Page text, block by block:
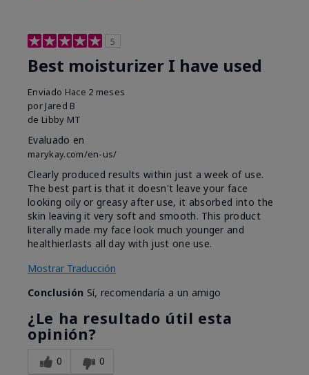
5
Best moisturizer I have used
Enviado Hace 2 meses
por Jared B
de Libby MT
Evaluado en
marykay.com/en-us/
Clearly produced results within just a week of use.
The best part is that it doesn't leave your face
looking oily or greasy after use, it absorbed into the
skin leaving it very soft and smooth. This product
literally made my face look much younger and
healthier.lasts all day with just one use.
Mostrar Traducción
Conclusión Sí, recomendaría a un amigo
¿Le ha resultado útil esta
opinión?
0 0